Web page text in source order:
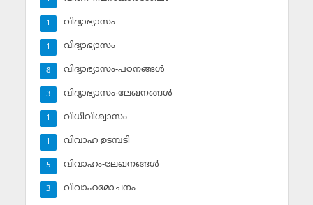
വിദ്യാഭ്യാസം
1
വിദ്യാഭ്യാസം
1
വിദ്യാഭ്യാസം-പഠനങ്ങള്‍
8
വിദ്യാഭ്യാസം-ലേഖനങ്ങള്‍
3
വിധിവിശ്വാസം
1
വിവാഹ ഉടമ്പടി
1
വിവാഹം-ലേഖനങ്ങള്‍
5
വിവാഹമോചനം
3